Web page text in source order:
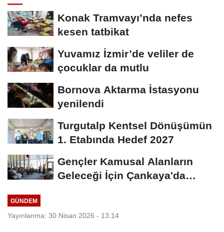
Konak Tramvayı’nda nefes
kesen tatbikat
Yuvamız İzmir’de veliler de
çocuklar da mutlu
Bornova Aktarma İstasyonu
yenilendi
Turgutalp Kentsel Dönüşümün
1. Etabında Hedef 2027
Gençler Kamusal Alanların
Geleceği İçin Çankaya'da
GÜNDEM
Yayınlanma: 30 Nisan 2026 - 13:14